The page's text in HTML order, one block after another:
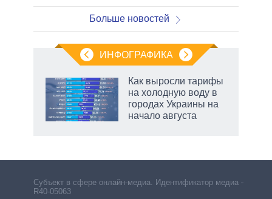
Больше новостей
ИНФОГРАФИКА
Как выросли тарифы
на холодную воду в
городах Украины на
начало августа
Субъект в сфере онлайн-медиа. Идентификатор медиа –
R40-05063